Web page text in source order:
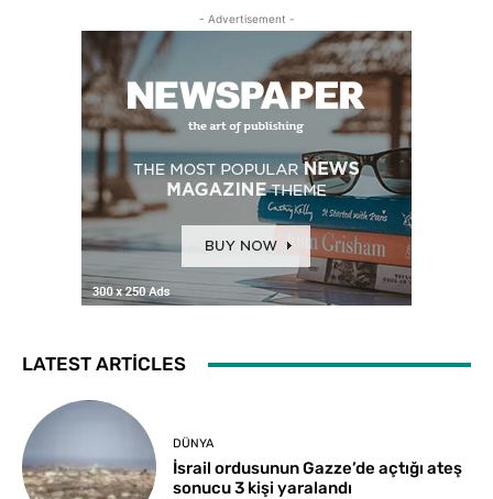
- Advertisement -
LATEST ARTICLES
DÜNYA
İsrail ordusunun Gazze’de açtığı ateş
sonucu 3 kişi yaralandı